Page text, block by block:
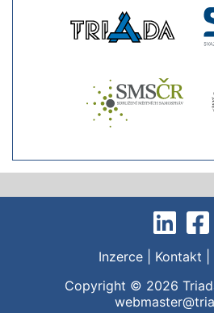
Inzerce| Kontakt
Copyright © 2026